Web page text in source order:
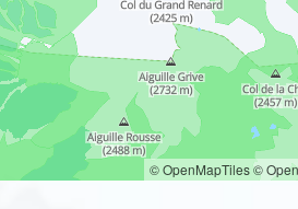
© OpenMapTiles©